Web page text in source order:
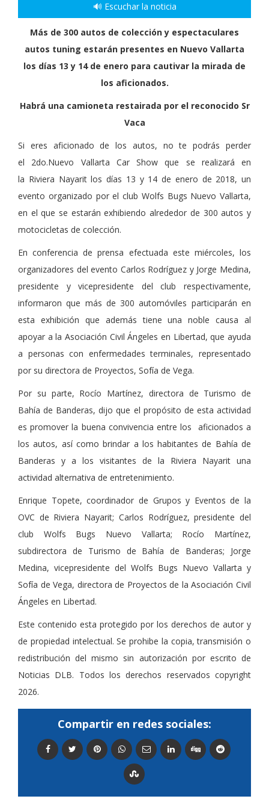
🔊 Escuchar la noticia
Más de 300 autos de colección y espectaculares
autos tuning estarán presentes en Nuevo Vallarta
los días 13 y 14 de enero para cautivar la mirada de
los aficionados.
Habrá una camioneta restairada por el reconocido Sr
Vaca
Si eres aficionado de los autos, no te podrás perder
el 2do.Nuevo Vallarta Car Show que se realizará en
la Riviera Nayarit los días 13 y 14 de enero de 2018, un
evento organizado por el club Wolfs Bugs Nuevo Vallarta,
en el que se estarán exhibiendo alrededor de 300 autos y
motocicletas de colección.
En conferencia de prensa efectuada este miércoles, los
organizadores del evento Carlos Rodríguez y Jorge Medina,
presidente y vicepresidente del club respectivamente,
informaron que más de 300 automóviles participarán en
esta exhibición que además tiene una noble causa al
apoyar a la Asociación Civil Ángeles en Libertad, que ayuda
a personas con enfermedades terminales, representado
por su directora de Proyectos, Sofía de Vega.
Por su parte, Rocío Martínez, directora de Turismo de
Bahía de Banderas, dijo que el propósito de esta actividad
es promover la buena convivencia entre los aficionados a
los autos, así como brindar a los habitantes de Bahía de
Banderas y a los visitantes de la Riviera Nayarit una
actividad alternativa de entretenimiento.
Enrique Topete, coordinador de Grupos y Eventos de la
OVC de Riviera Nayarit; Carlos Rodríguez, presidente del
club Wolfs Bugs Nuevo Vallarta; Rocío Martínez,
subdirectora de Turismo de Bahía de Banderas; Jorge
Medina, vicepresidente del Wolfs Bugs Nuevo Vallarta y
Sofía de Vega, directora de Proyectos de la Asociación Civil
Ángeles en Libertad.
Este contenido esta protegido por los derechos de autor y
de propiedad intelectual. Se prohibe la copia, transmisión o
redistribución del mismo sin autorización por escrito de
Noticias DLB. Todos los derechos reservados copyright
2026.
Compartir en redes sociales: